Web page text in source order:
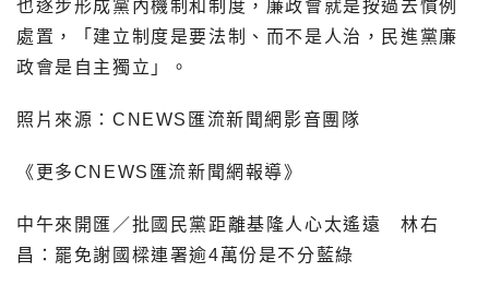
也逐步形成黨內機制和制度，廉政會就是按過去慣例
處置，「建立制度是要法制、而不是人治，民進黨廉
政會是自主獨立」。
照片來源：CNEWS匯流新聞網影音團隊
《更多CNEWS匯流新聞網報導》
中午來開匯／批國民黨距離基隆人心太遙遠 林右
昌：罷免謝國樑連署逾4萬份是不分藍綠